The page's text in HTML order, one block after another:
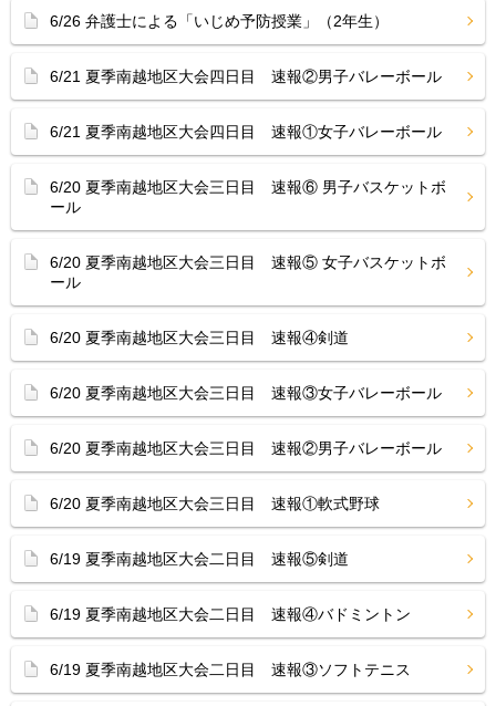
6/26 弁護士による「いじめ予防授業」（2年生）
6/21 夏季南越地区大会四日目 速報②男子バレーボール
6/21 夏季南越地区大会四日目 速報①女子バレーボール
6/20 夏季南越地区大会三日目 速報⑥ 男子バスケットボ
ール
6/20 夏季南越地区大会三日目 速報⑤ 女子バスケットボ
ール
6/20 夏季南越地区大会三日目 速報④剣道
6/20 夏季南越地区大会三日目 速報③女子バレーボール
6/20 夏季南越地区大会三日目 速報②男子バレーボール
6/20 夏季南越地区大会三日目 速報①軟式野球
6/19 夏季南越地区大会二日目 速報⑤剣道
6/19 夏季南越地区大会二日目 速報④バドミントン
6/19 夏季南越地区大会二日目 速報③ソフトテニス